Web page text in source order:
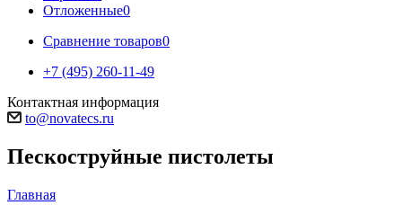
Отложенные0
Сравнение товаров0
+7 (495) 260-11-49
Контактная информация
to@novatecs.ru
Пескоструйные пистолеты
Главная